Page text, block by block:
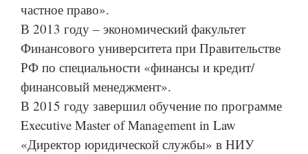
частное право».
В 2013 году – экономический факультет
Финансового университета при Правительстве
РФ по специальности «финансы и кредит/
финансовый менеджмент».
В 2015 году завершил обучение по программе
Executive Master of Management in Law
«Директор юридической службы» в НИУ